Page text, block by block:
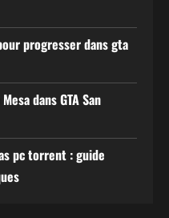
progresser dans gta
dans GTA San
pc torrent : guide